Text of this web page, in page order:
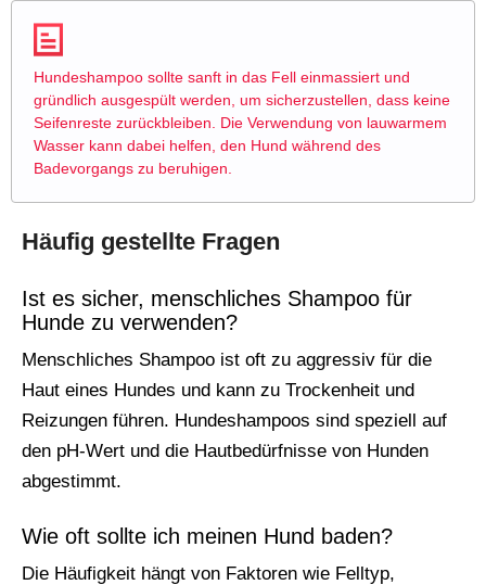
Hundeshampoo sollte sanft in das Fell einmassiert und
gründlich ausgespült werden, um sicherzustellen, dass keine
Seifenreste zurückbleiben. Die Verwendung von lauwarmem
Wasser kann dabei helfen, den Hund während des
Badevorgangs zu beruhigen.
Häufig gestellte Fragen
Ist es sicher, menschliches Shampoo für
Hunde zu verwenden?
Menschliches Shampoo ist oft zu aggressiv für die
Haut eines Hundes und kann zu Trockenheit und
Reizungen führen. Hundeshampoos sind speziell auf
den pH-Wert und die Hautbedürfnisse von Hunden
abgestimmt.
Wie oft sollte ich meinen Hund baden?
Die Häufigkeit hängt von Faktoren wie Felltyp,